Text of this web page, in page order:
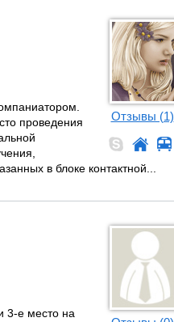
Отзывы (1)
проведения
в блоке контактной...
3-е место на